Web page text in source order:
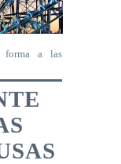
forma a las